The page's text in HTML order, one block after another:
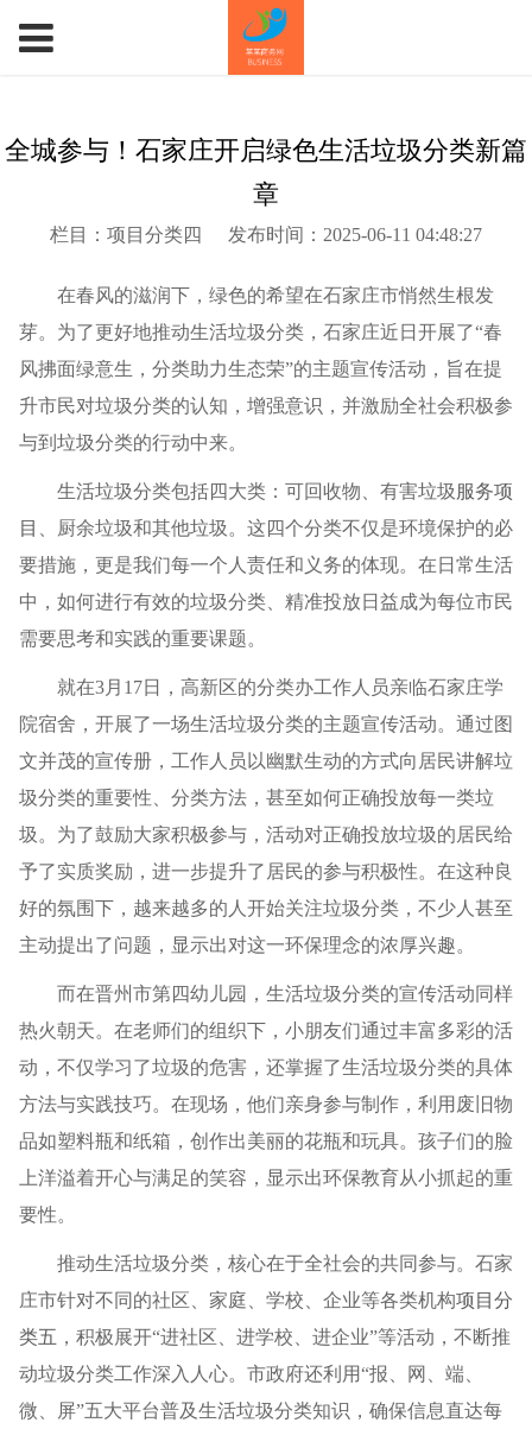
全城参与！石家庄开启绿色生活垃圾分类新篇
章
栏目：项目分类四 发布时间：2025-06-11 04:48:27
在春风的滋润下，绿色的希望在石家庄市悄然生根发
芽。为了更好地推动生活垃圾分类，石家庄近日开展了“春
风拂面绿意生，分类助力生态荣”的主题宣传活动，旨在提
升市民对垃圾分类的认知，增强意识，并激励全社会积极参
与到垃圾分类的行动中来。
生活垃圾分类包括四大类：可回收物、有害垃圾 服务项
目
、厨余垃圾和其他垃圾。这四个分类不仅是环境保护的必
要措施，更是我们每一个人责任和义务的体现。在日常生活
中，如何进行有效的垃圾分类、精准投放日益成为每位市民
需要思考和实践的重要课题。
就在3月17日，高新区的分类办工作人员亲临石家庄学
院宿舍，开展了一场生活垃圾分类的主题宣传活动。通过图
文并茂的宣传册，工作人员以幽默生动的方式向居民讲解垃
圾分类的重要性、分类方法，甚至如何正确投放每一类垃
圾。为了鼓励大家积极参与，活动对正确投放垃圾的居民给
予了实质奖励，进一步提升了居民的参与积极性。在这种良
好的氛围下，越来越多的人开始关注垃圾分类，不少人甚至
主动提出了问题，显示出对这一环保理念的浓厚兴趣。
而在晋州市第四幼儿园，生活垃圾分类的宣传活动同样
热火朝天。在老师们的组织下，小朋友们通过丰富多彩的活
动，不仅学习了垃圾的危害，还掌握了生活垃圾分类的具体
方法与实践技巧。在现场，他们亲身参与制作，利用废旧物
品如塑料瓶和纸箱，创作出美丽的花瓶和玩具。孩子们的脸
上洋溢着开心与满足的笑容，显示出环保教育从小抓起的重
要性。
推动生活垃圾分类，核心在于全社会的共同参与。石家
庄市针对不同的社区、家庭、学校、企业等各类机构项目分
类五 ，积极展开“进社区、进学校、进企业”等活动，不断推
动垃圾分类工作深入人心。市政府还利用“报、网、端、
微、屏”五大平台普及生活垃圾分类知识，确保信息直达每